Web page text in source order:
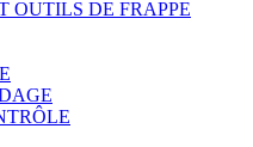
OUTILS DE FRAPPE